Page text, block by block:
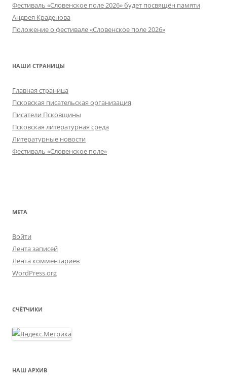
Фестиваль «Словенское поле 2026» будет посвящён памяти
Андрея Краденова
Положение о фестивале «Словенское поле 2026»
НАШИ СТРАНИЦЫ
Главная страница
Псковская писательская организация
Писатели Псковщины
Псковская литературная среда
Литературные новости
Фестиваль «Словенское поле»
МЕТА
Войти
Лента записей
Лента комментариев
WordPress.org
СЧЁТЧИКИ
НАШ АРХИВ